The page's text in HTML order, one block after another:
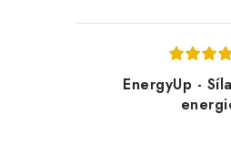
EnergyUp -